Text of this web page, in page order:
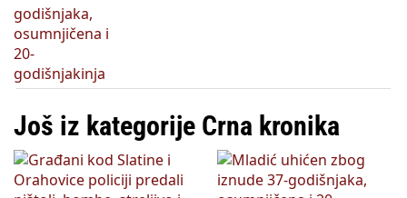
Još iz kategorije Crna kronika